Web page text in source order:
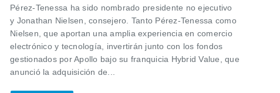
Pérez-Tenessa ha sido nombrado presidente no ejecutivo
y Jonathan Nielsen, consejero. Tanto Pérez-Tenessa como
Nielsen, que aportan una amplia experiencia en comercio
electrónico y tecnología, invertirán junto con los fondos
gestionados por Apollo bajo su franquicia Hybrid Value, que
anunció la adquisición de...